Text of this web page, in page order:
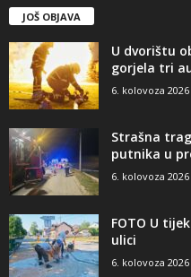
JOŠ OBJAVA
U dvorištu
gorjela tri
6. kolovoza 2026
Strašna
putnika u
6. kolovoza 2026
FOTO U
ulici
6. kolovoza 2026